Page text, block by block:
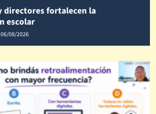
directores fortalecen la
escolar
06/08/2026